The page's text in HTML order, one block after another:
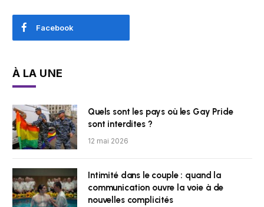
Facebook
À LA UNE
Quels sont les pays où les Gay Pride
sont interdites ?
12 mai 2026
Intimité dans le couple : quand la
communication ouvre la voie à de
nouvelles complicités